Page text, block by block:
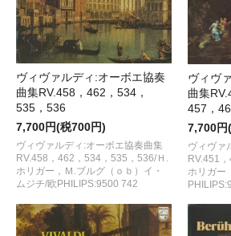
ヴィヴァルディ:オーボエ協奏
曲集RV.458，462，534，
535，536
7,700円(税700円)
ヴィヴァルディ:オーボエ協奏曲集
RV.458，462，534，535，536/Ｈ.
ホリガー，Ｍ.ブルグ（ｏｂ）イ・
ムジチ/欧PHILIPS:9500 742
ヴィヴ
曲集
457，
7,700円
ヴィヴァ
RV.451
ホリガー